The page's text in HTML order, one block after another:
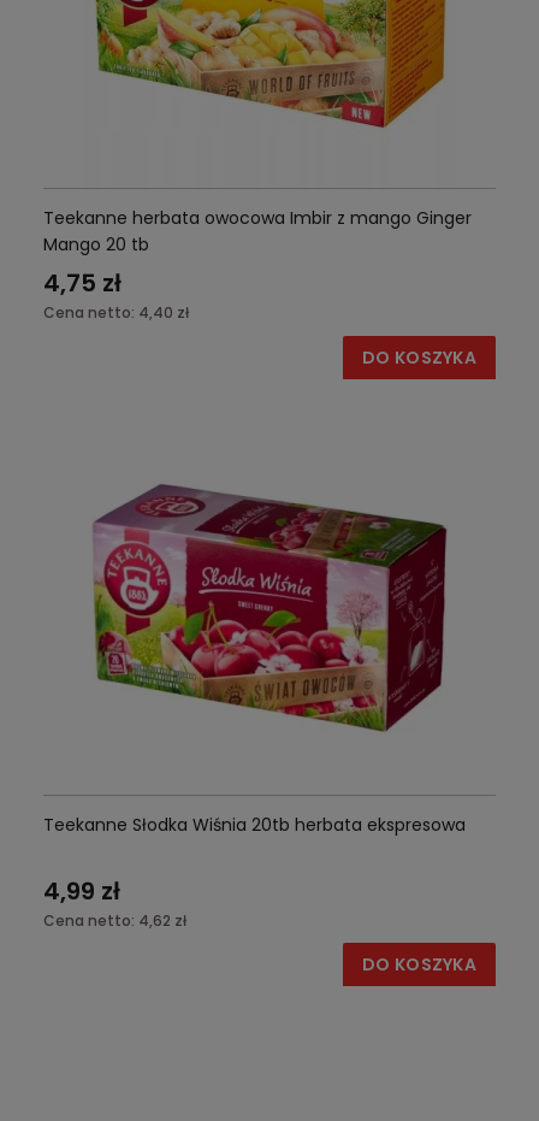
Teekanne herbata owocowa Imbir z mango Ginger
Mango 20 tb
4,75 zł
Cena netto: 4,40 zł
DO KOSZYKA
Teekanne Słodka Wiśnia 20tb herbata ekspresowa
4,99 zł
Cena netto: 4,62 zł
DO KOSZYKA